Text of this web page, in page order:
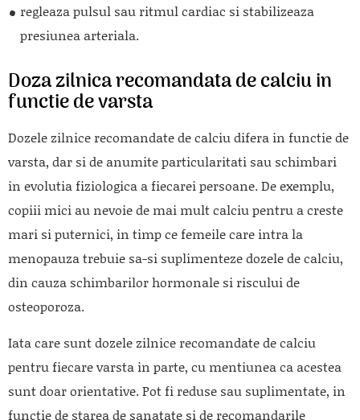
regleaza pulsul sau ritmul cardiac si stabilizeaza
presiunea arteriala.
Doza zilnica recomandata de calciu in
functie de varsta
Dozele zilnice recomandate de calciu difera in functie de
varsta, dar si de anumite particularitati sau schimbari
in evolutia fiziologica a fiecarei persoane. De exemplu,
copiii mici au nevoie de mai mult calciu pentru a creste
mari si puternici, in timp ce femeile care intra la
menopauza trebuie sa-si suplimenteze dozele de calciu,
din cauza schimbarilor hormonale si riscului de
osteoporoza.
Iata care sunt dozele zilnice recomandate de calciu
pentru fiecare varsta in parte, cu mentiunea ca acestea
sunt doar orientative. Pot fi reduse sau suplimentate, in
functie de starea de sanatate si de recomandarile